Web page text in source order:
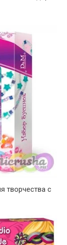
творчества с